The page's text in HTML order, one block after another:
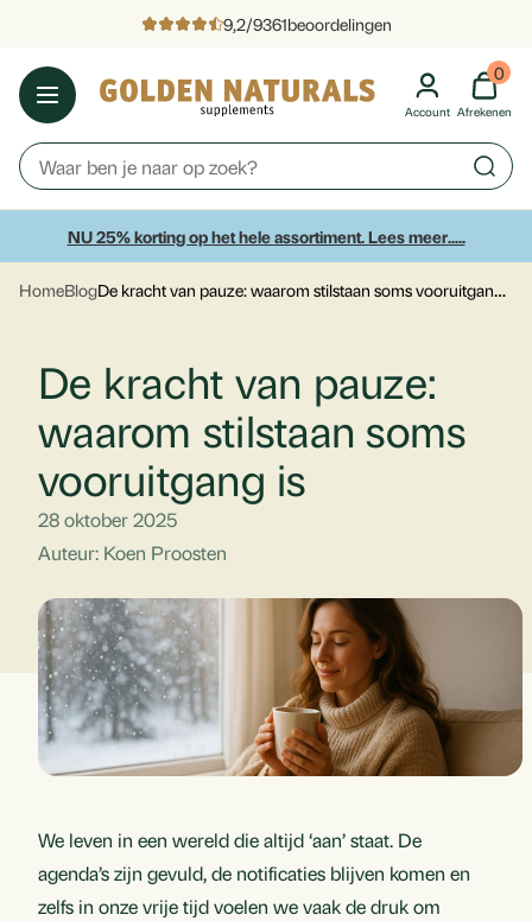
9,2/9361beoordelingen
Account
0
Afrekenen
NU 25% korting op het hele assortiment. Lees meer.....
HomeBlog De kracht van pauze: waarom stilstaan soms vooruitgang is
De kracht van pauze:
waarom stilstaan soms
vooruitgang is
28 oktober 2025
Auteur: Koen Proosten
We leven in een wereld die altijd ‘aan’ staat. De
agenda’s zijn gevuld, de notificaties blijven komen en
zelfs in onze vrije tijd voelen we vaak de druk om